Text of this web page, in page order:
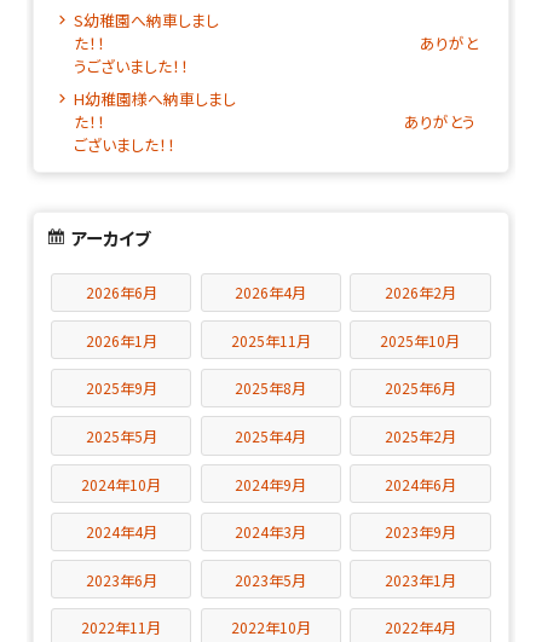
S幼稚園へ納車しまし
た！！ ありがと
うございました！！
H幼稚園様へ納車しまし
た！！ ありがとう
ございました！！
アーカイブ
2026年6月 2026年4月 2026年2月
2026年1月 2025年11月 2025年10月
2025年9月 2025年8月 2025年6月
2025年5月 2025年4月 2025年2月
2024年10月 2024年9月 2024年6月
2024年4月 2024年3月 2023年9月
2023年6月 2023年5月 2023年1月
2022年11月 2022年10月 2022年4月